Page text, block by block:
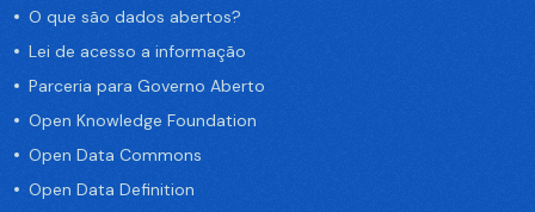
O que são dados abertos?
Lei de acesso a informação
Parceria para Governo Aberto
Open Knowledge Foundation
Open Data Commons
Open Data Definition